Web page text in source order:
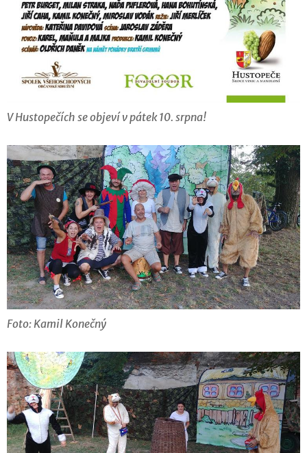
V Hustopečích se objeví v pátek 10. srpna!
Foto: Kamil Konečný